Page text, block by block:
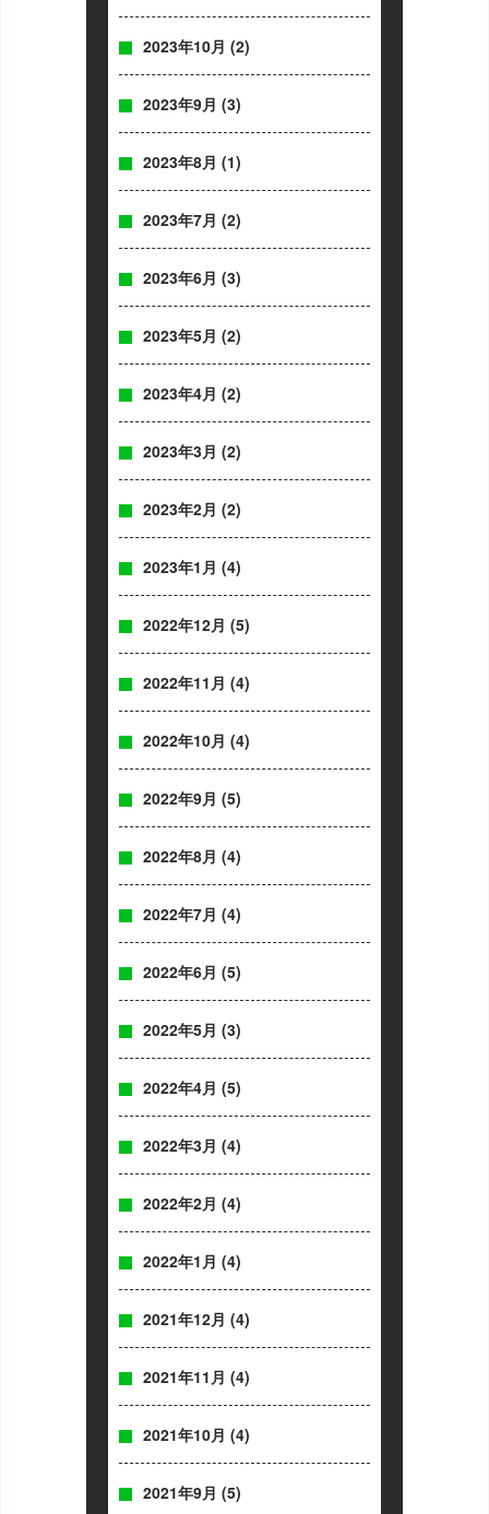
2023年10月 (2)
2023年9月 (3)
2023年8月 (1)
2023年7月 (2)
2023年6月 (3)
2023年5月 (2)
2023年4月 (2)
2023年3月 (2)
2023年2月 (2)
2023年1月 (4)
2022年12月 (5)
2022年11月 (4)
2022年10月 (4)
2022年9月 (5)
2022年8月 (4)
2022年7月 (4)
2022年6月 (5)
2022年5月 (3)
2022年4月 (5)
2022年3月 (4)
2022年2月 (4)
2022年1月 (4)
2021年12月 (4)
2021年11月 (4)
2021年10月 (4)
2021年9月 (5)